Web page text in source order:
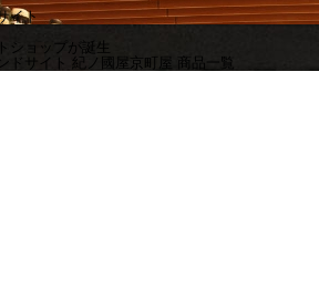
イト
ショップが誕生
ドサイト 紀ノ國屋京町屋 商品一覧